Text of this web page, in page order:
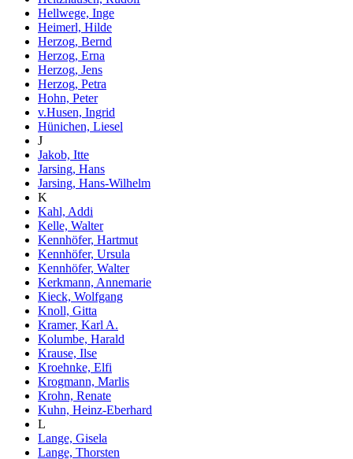
Hellwege, Inge
Heimerl, Hilde
Herzog, Bernd
Herzog, Erna
Herzog, Jens
Herzog, Petra
Hohn, Peter
v.Husen, Ingrid
Hünichen, Liesel
J
Jakob, Itte
Jarsing, Hans
Jarsing, Hans-Wilhelm
K
Kahl, Addi
Kelle, Walter
Kennhöfer, Hartmut
Kennhöfer, Ursula
Kennhöfer, Walter
Kerkmann, Annemarie
Kieck, Wolfgang
Knoll, Gitta
Kramer, Karl A.
Kolumbe, Harald
Krause, Ilse
Kroehnke, Elfi
Krogmann, Marlis
Krohn, Renate
Kuhn, Heinz-Eberhard
L
Lange, Gisela
Lange, Thorsten